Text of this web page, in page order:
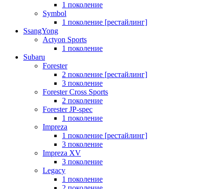
1 поколение
Symbol
1 поколение [рестайлинг]
SsangYong
Actyon Sports
1 поколение
Subaru
Forester
2 поколение [рестайлинг]
3 поколение
Forester Cross Sports
2 поколение
Forester JP-spec
1 поколение
Impreza
1 поколение [рестайлинг]
3 поколение
Impreza XV
3 поколение
Legacy
1 поколение